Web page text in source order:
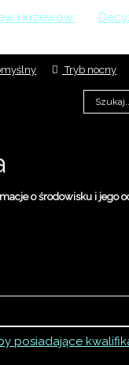
Tryb nocny
i krzewów
o środowisku i jego
posiadające